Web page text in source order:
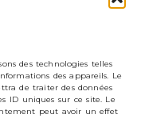
des technologies telles
des appareils. Le
de traiter des données
ID uniques sur ce site. Le
peut avoir un effet